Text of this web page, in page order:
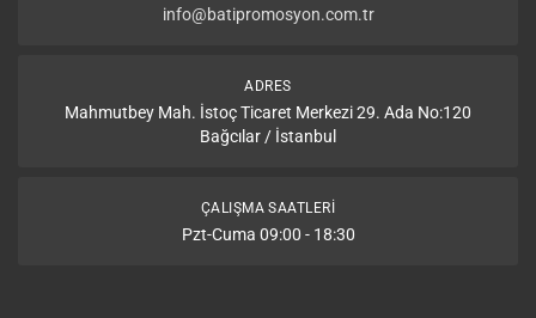
info@batipromosyon.com.tr
ADRES
Mahmutbey Mah. İstoç Ticaret Merkezi 29. Ada No:120
Bağcılar / İstanbul
ÇALIŞMA SAATLERI
Pzt-Cuma 09:00 - 18:30